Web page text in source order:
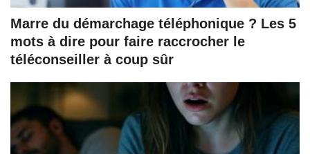
Marre du démarchage téléphonique ? Les 5
mots à dire pour faire raccrocher le
téléconseiller à coup sûr